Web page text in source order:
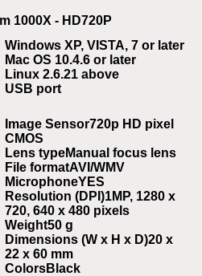
1000X - HD720P
Windows XP, VISTA, 7 or later
Mac OS 10.4.6 or later
Linux 2.6.21 above
USB port
Image Sensor720p HD pixel
CMOS
Lens typeManual focus lens
File formatAVI/WMV
MicrophoneYES
Resolution (DPI)1MP, 1280 x
720, 640 x 480 pixels
Weight50 g
Dimensions (W x H x D)20 x
22 x 60 mm
ColorsBlack